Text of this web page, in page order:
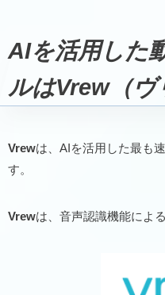
AIを活用した
ルはVrew（ヴ
Vrewは、AIを活用した最も
す。
Vrewは、音声認識機能によ